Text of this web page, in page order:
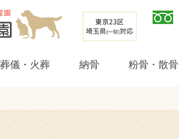
葬儀・火葬 納骨 粉骨・散骨